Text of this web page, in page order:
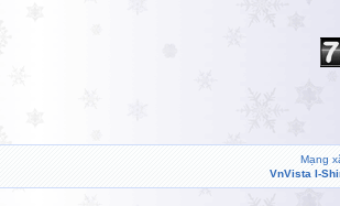
Mạng
VnVista I-